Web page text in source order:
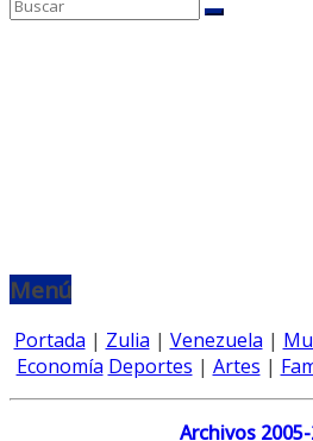
Menú
Portada | Zulia | Venezuela |
Economía Deportes | Artes |
Archivos